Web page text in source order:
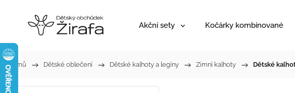
Akční sety Kočárky kombinované
Domů / Dětské oblečení / Dětské kalhoty a legíny / Zimní kalhoty / Dětské